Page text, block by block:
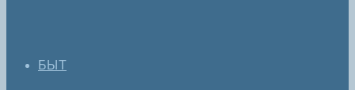
БЫТ